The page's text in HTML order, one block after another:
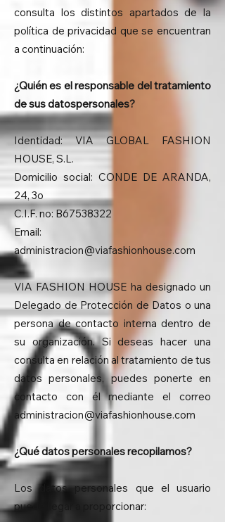
consulta los distintos apartados de la
política de privacidad que se encuentran
a continuación:
¿Quién es el responsable del tratamiento
de sus datospersonales?
Identidad: VIA GLOBAL FASHION
HOUSE, S.L.
Domicilio social: CONDE DE ARANDA,
24, 3o
C.I.F. no: B67538322
Email:
administracion@viafashionhouse.com
VIA FASHION HOUSE ha designado un
Delegado de Protección de Datos o una
persona de contacto interna dentro de
su organización. Si deseas hacer una
consulta en relación al tratamiento de tus
datos personales, puedes ponerte en
contacto con él mediante el correo
administracion@viafashionhouse.com
¿Qué datos personales recopilamos?
Los datos personales que el usuario
puede llegar a proporcionar: